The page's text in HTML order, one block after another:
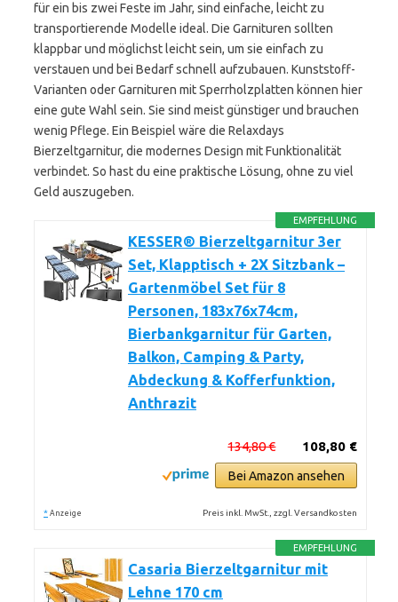
für ein bis zwei Feste im Jahr, sind einfache, leicht zu
transportierende Modelle ideal. Die Garnituren sollten
klappbar und möglichst leicht sein, um sie einfach zu
verstauen und bei Bedarf schnell aufzubauen. Kunststoff-
Varianten oder Garnituren mit Sperrholzplatten können hier
eine gute Wahl sein. Sie sind meist günstiger und brauchen
wenig Pflege. Ein Beispiel wäre die Relaxdays
Bierzeltgarnitur, die modernes Design mit Funktionalität
verbindet. So hast du eine praktische Lösung, ohne zu viel
Geld auszugeben.
EMPFEHLUNG
KESSER® Bierzeltgarnitur 3er
Set, Klapptisch + 2X Sitzbank –
Gartenmöbel Set für 8
Personen, 183x76x74cm,
Bierbankgarnitur für Garten,
Balkon, Camping & Party,
Abdeckung & Kofferfunktion,
Anthrazit
108,80 €
134,80 €
Bei Amazon ansehen
* Anzeige Preis inkl. MwSt., zzgl. Versandkosten
EMPFEHLUNG
Casaria Bierzeltgarnitur mit
Lehne 170 cm